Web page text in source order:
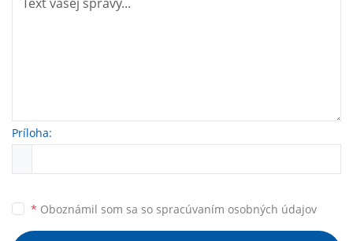
Príloha:
* Oboznámil som sa so spracúvaním osobných údajov